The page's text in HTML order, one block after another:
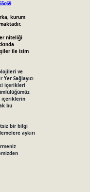
kurum
niteliği
ile isim
ve
Sağlayıcı
içerikleri
içeriklerin
bu
bir bilgi
aykırı